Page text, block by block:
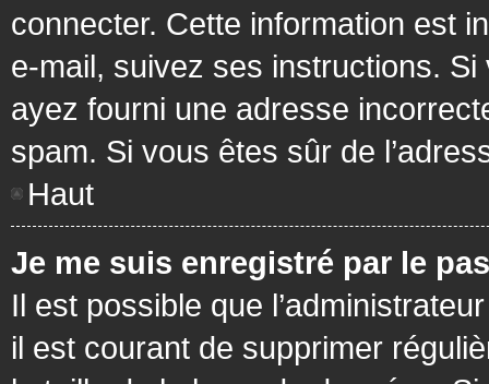
connecter. Cette information est
e-mail, suivez ses instructions. Si
ayez fourni une adresse
spam. Si vous êtes sûr de
Haut
Je me suis enregistré par le
Il est possible que
il est courant de supprimer